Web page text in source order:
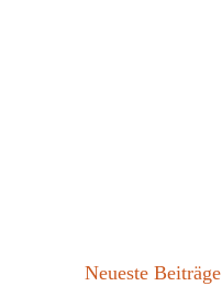
Neueste Beiträge